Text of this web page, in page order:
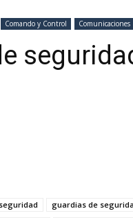
Comando y Control Comunicaciones
guardias de